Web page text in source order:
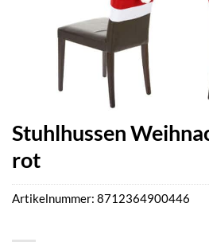
Stuhlhussen
rot
Artikelnummer: 8712364900446